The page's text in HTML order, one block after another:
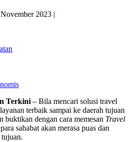
2023 |
Terkini – Bila mencari solusi travel
terbaik sampai ke daerah tujuan
buktikan dengan cara memesan Travel
sahabat akan merasa puas dan